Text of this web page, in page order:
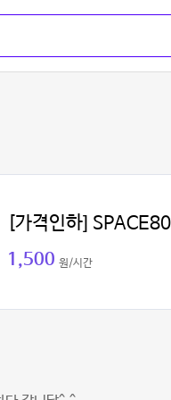
[가격인하]
1,500 원/시간